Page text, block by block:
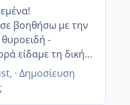
βοηθήσω με την
-
είδαμε τη δική
ήταν εντάξει,
ο
μου στις μηνιαίες
, · Δημοσίευση